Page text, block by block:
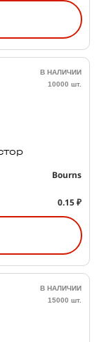
В НАЛИЧИИ
10000 шт.
Bourns
0.15 ₽
В НАЛИЧИИ
15000 шт.